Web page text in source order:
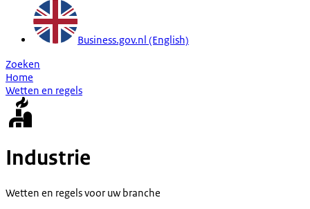
Business.gov.nl (English)
Zoeken
Home
Wetten en regels
Industrie
Wetten en regels voor uw branche